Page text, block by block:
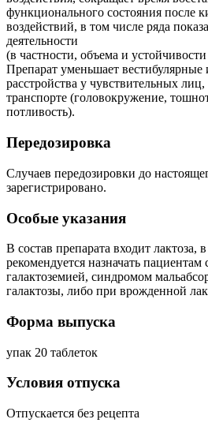
функционального состояния после
воздействий, в том числе ряда
деятельности
(в частности, объема и
Препарат уменьшает вестибулярные
расстройства у чувствительных
транспорте (головокружение,
потливость).
Передозировка
Случаев передозировки до
зарегистрировано.
Особые указания
В состав препарата входит лактоза,
рекомендуется назначать
галактоземией, синдромом
галактозы, либо при врожденной
Форма выпуска
упак 20 таблеток
Условия отпуска
Отпускается без рецепта